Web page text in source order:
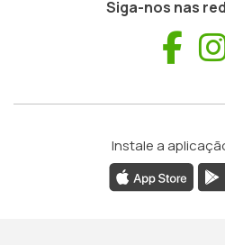
Siga-nos nas
Instale a